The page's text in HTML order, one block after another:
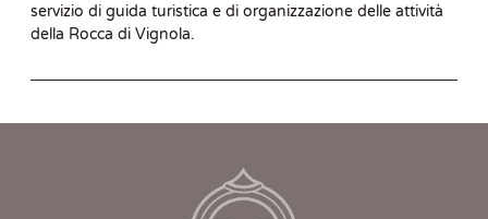
servizio di guida turistica e di organizzazione delle attività
della Rocca di Vignola.